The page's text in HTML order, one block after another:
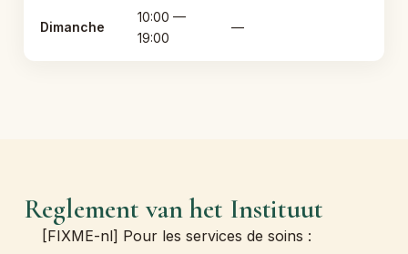
Dimanche
10:00 —
19:00
—
Reglement van het Instituut
[FIXME-nl] Pour les services de soins :